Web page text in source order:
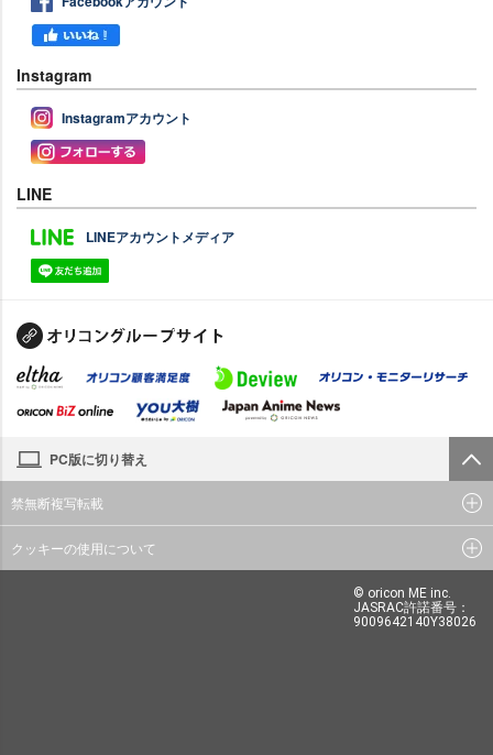
Instagram
Instagramアカウント
LINE
LINEアカウントメディア
PC版に切り替え
禁無断複写転載
クッキーの使用について
© oricon ME inc.
JASRAC許諾番号：
9009642140Y38026